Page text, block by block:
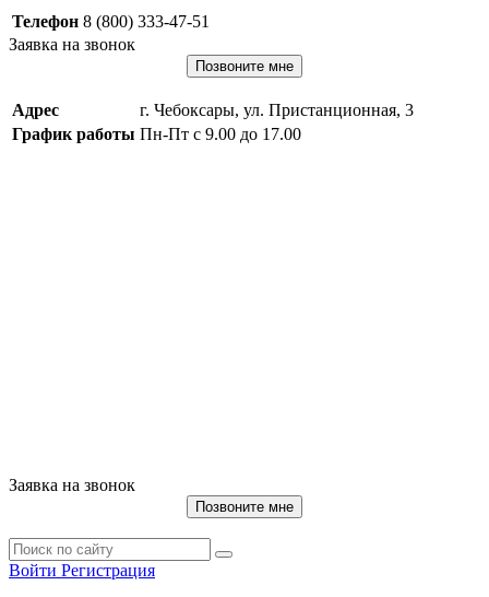
Телефон 8 (800) 333-47-51
Заявка на звонок
Позвоните мне
Адрес
г. Чебоксары, ул. Пристанционная, 3
График работы Пн-Пт с 9.00 до 17.00
Заявка на звонок
Позвоните мне
Войти Регистрация